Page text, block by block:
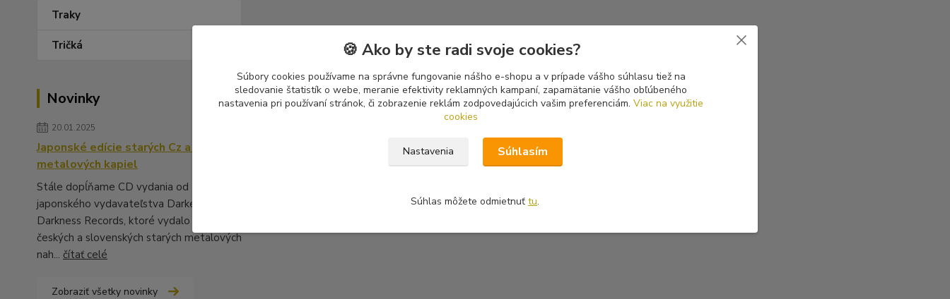
Traky
Tričká
Novinky
20.01.2025
Japonské edície starých Cz a Sk
metalových kapiel
Stále dopĺňame CD vydania od
japonského vydavateľstva Darker Than
Darkness Records, ktoré vydalo množstvo
českých a slovenských starých metalových
nah... čítať celé
Zobraziť všetky novinky
🍪 Ako by ste radi svoje cookies?
Súbory cookies používame na správne fungovanie nášho e-shopu a v prípade vášho súhlasu tiež na
sledovanie štatistík o webe, meranie efektivity reklamných kampaní, zapamätanie vášho obľúbeného
nastavenia pri používaní stránok, či zobrazenie reklám zodpovedajúcich vašim preferenciám. Viac na využitie
cookies
Nastavenia Súhlasím
Súhlas môžete odmietnuť tu.